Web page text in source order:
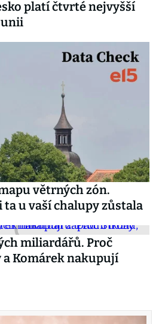
platí čtvrté nejvyšší
unii
větrných zón.
ta u vaší chalupy zůstala
miliardářů. Proč
Komárek nakupují